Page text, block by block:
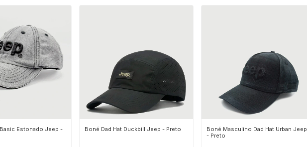
Estonado Jeep -
Boné Dad Hat Duckbill Jeep - Preto
Boné Masculino Dad Hat Urban Jeep
- Preto